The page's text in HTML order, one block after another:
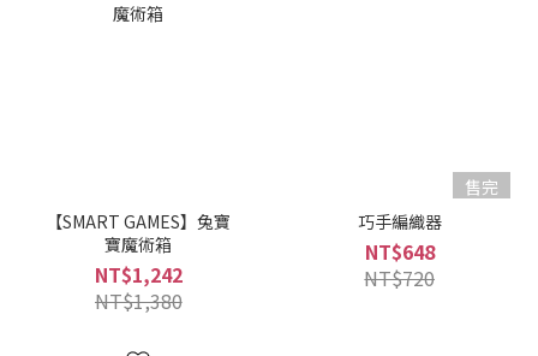
【SMART GAMES】兔寶
寶魔術箱
NT$1,242
NT$1,380
售完
巧手編織器
NT$648
NT$720